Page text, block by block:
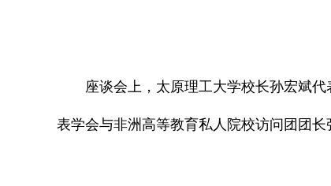
座谈会上，太原理工大学校长孙宏斌
表学会与非洲高等教育私人院校访问团团长